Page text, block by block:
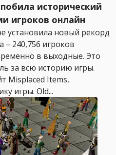
исторический
игроков онлайн
установила новый рекорд
240,756 игроков
в выходные. Это
за всю историю игры.
Misplaced Items,
игры. Old...